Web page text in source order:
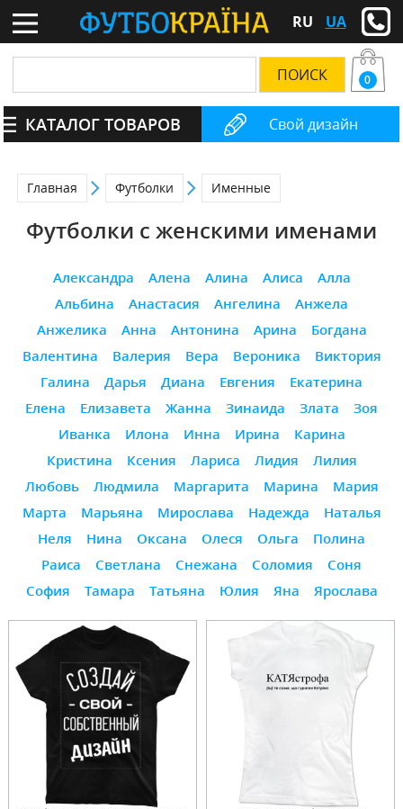
RU UA
Свой дизайн
0
КАТАЛОГ ТОВАРОВ
Главная Футболки Именные
Футболки с женскими именами
Александра Алена Алина Алиса
Алла
Альбина
Анастасия Ангелина
Анжела
Анжелика
Анна Антонина Арина
Богдана
Валентина
Валерия Вера Вероника
Виктория
Галина
Дарья Диана Евгения
Екатерина
Елена
Елизавета Жанна Зинаида Злата
Зоя
Иванка
Илона Инна Ирина
Карина
Кристина
Ксения Лариса Лидия
Лилия
Любовь
Людмила Маргарита Марина
Мария
Марта
Марьяна Мирослава Надежда
Наталья
Неля
Нина Оксана Олеся Ольга
Полина
Раиса
Светлана Снежана Соломия
Соня
София
Тамара Татьяна Юлия Яна Ярослава